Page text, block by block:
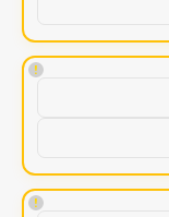
!
!